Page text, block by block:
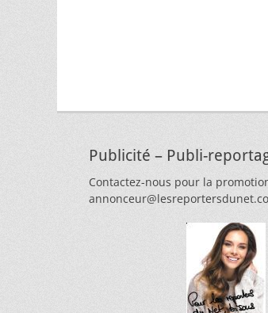
Publicité – Publi-
Contactez-nous pour la